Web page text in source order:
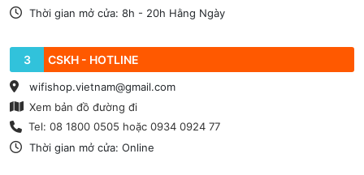
Thời gian mở cửa: 8h - 20h Hằng Ngày
3 CSKH - HOTLINE
wifishop.vietnam@gmail.com
Xem bản đồ đường đi
Tel: 08 1800 0505 hoặc 0934 0924 77
Thời gian mở cửa: Online